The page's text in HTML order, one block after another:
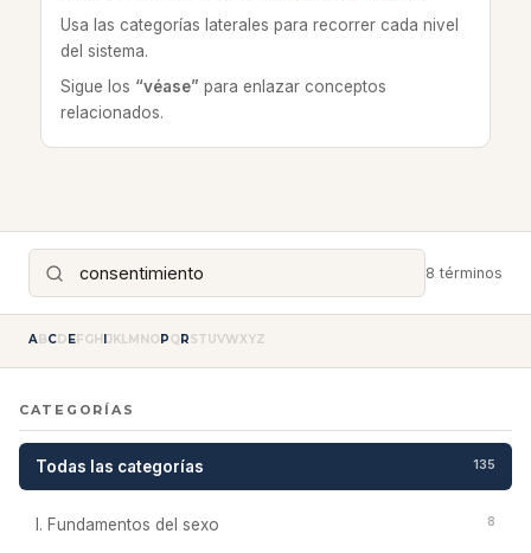
Usa las categorías laterales para recorrer cada nivel
del sistema.
Sigue los “véase” para enlazar conceptos
relacionados.
8 términos
ABCDEFGHIJKL MNOPQRSTUVWXYZ
CATEGORÍAS
Todas las categorías 135
I. Fundamentos del sexo 8